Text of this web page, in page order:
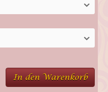
In den Warenkorb